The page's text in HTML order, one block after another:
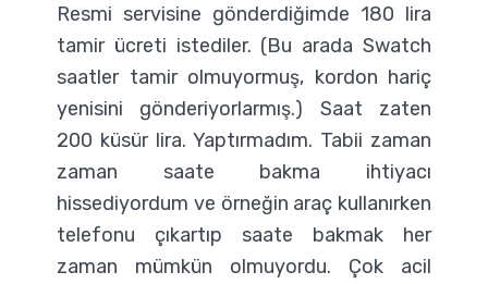
Resmi servisine gönderdiğimde 180 lira
tamir ücreti istediler. (Bu arada Swatch
saatler tamir olmuyormuş, kordon hariç
yenisini gönderiyorlarmış.) Saat zaten
200 küsür lira. Yaptırmadım. Tabii zaman
zaman saate bakma ihtiyacı
hissediyordum ve örneğin araç kullanırken
telefonu çıkartıp saate bakmak her
zaman mümkün olmuyordu. Çok acil